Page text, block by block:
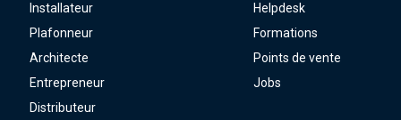
Installateur
Plafonneur
Architecte
Entrepreneur
Distributeur
Helpdesk
Formations
Points de vente
Jobs